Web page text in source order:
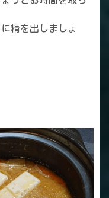
精を出しましょ